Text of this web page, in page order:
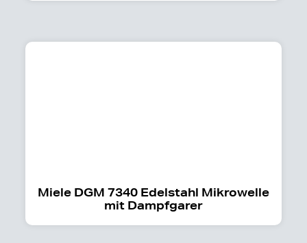
Miele DGM 7340 Edelstahl Mikrowelle
mit Dampfgarer